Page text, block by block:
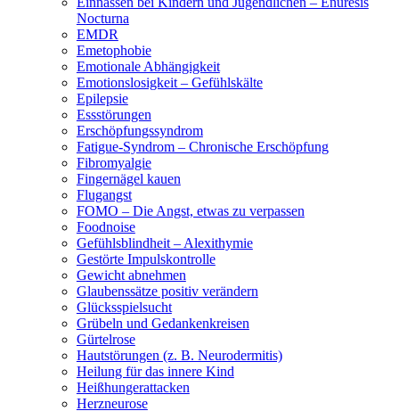
Nocturna
EMDR
Emetophobie
Emotionale Abhängigkeit
Emotionslosigkeit – Gefühlskälte
Epilepsie
Essstörungen
Erschöpfungssyndrom
Fatigue-Syndrom – Chronische Erschöpfung
Fibromyalgie
Fingernägel kauen
Flugangst
FOMO – Die Angst, etwas zu verpassen
Foodnoise
Gefühlsblindheit – Alexithymie
Gestörte Impulskontrolle
Gewicht abnehmen
Glaubenssätze positiv verändern
Glücksspielsucht
Grübeln und Gedankenkreisen
Gürtelrose
Hautstörungen (z. B. Neurodermitis)
Heilung für das innere Kind
Heißhungerattacken
Herzneurose